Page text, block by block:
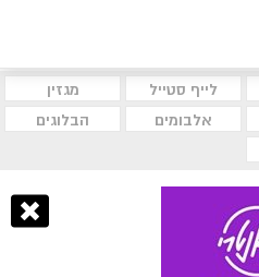
לייף סטייל
מגזין
אלבומים
הבלוגים